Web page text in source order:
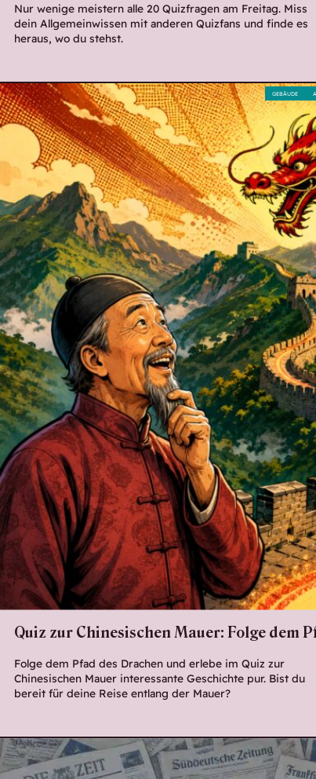
Nur wenige meistern alle 20 Quizfragen am Freitag. Miss
dein Allgemeinwissen mit anderen Quizfans und finde es
heraus, wo du stehst.
Quiz zur Chinesischen Mauer: Folge dem
Folge dem Pfad des Drachen und erlebe im Quiz zur
Chinesischen Mauer interessante Geschichte pur. Bist du
bereit für deine Reise entlang der Mauer?
GEBÄUDE